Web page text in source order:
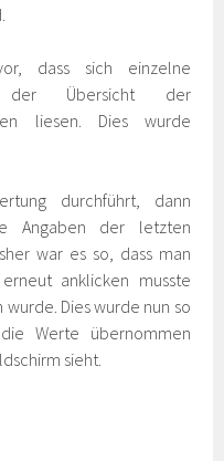
dass sich einzelne
der Übersicht der
liesen. Dies wurde
durchführt, dann
Angaben der letzten
war es so, dass man
anklicken musste
Dies wurde nun so
Werte übernommen
sieht.